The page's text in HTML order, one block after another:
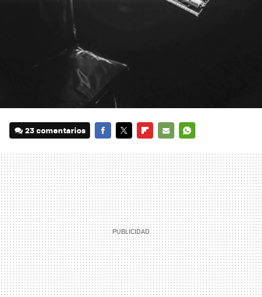
23 comentarios
MAIL